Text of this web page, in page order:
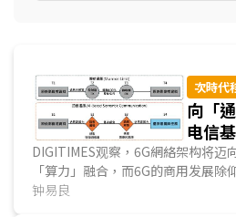
次時代
向「
电信
化发展
DIGITIMES观察，6G網絡架构将迈
「算力」融合，而6G的商用发展
端视底层硬件的物理限制与热管理
钟易良